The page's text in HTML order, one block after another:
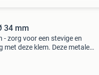
34 mm
- zorg voor een stevige en
deze klem. Deze metalen